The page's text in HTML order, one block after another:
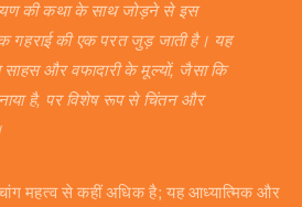
की कथा के साथ जोड़ने से इस
गहराई की एक परत जुड़ जाती है। यह
और वफादारी के मूल्यों, जैसा कि
है, पर विशेष रूप से चिंतन और
महत्व से कहीं अधिक है; यह आध्यात्मिक और